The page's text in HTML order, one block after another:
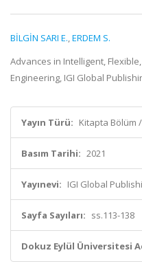
BİLGİN SARI E.,ERDEM S.
Advances in Intelligent,
Engineering, IGI Global
Yayın Türü: Kitapta Bölüm
Basım Tarihi: 2021
Yayınevi: IGI Global
Sayfa Sayıları: ss.113-138
Dokuz Eylül Üniversitesi